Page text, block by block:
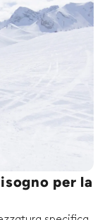
per la